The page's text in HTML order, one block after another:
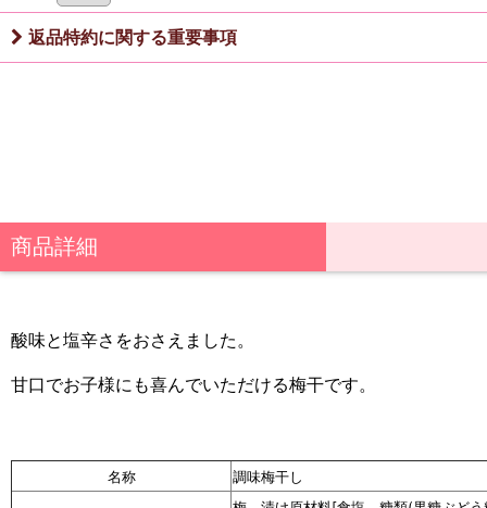
返品特約に関する重要事項
商品詳細
酸味と塩辛さをおさえました。
甘口でお子様にも喜んでいただける梅干です。
名称 調味梅干し